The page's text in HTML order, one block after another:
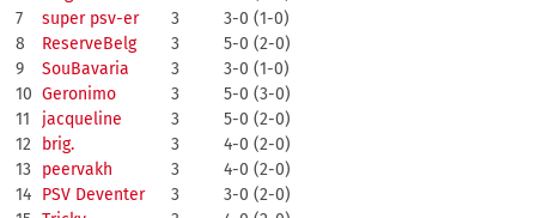
7
super psv-er 3
3-0 (1-0)
8
ReserveBelg 3
5-0 (2-0)
9
SouBavaria 3
3-0 (1-0)
10 Geronimo 3
5-0 (3-0)
11
jacqueline 3
5-0 (2-0)
12
brig. 3
4-0 (2-0)
13 peervakh 3
4-0 (2-0)
14 PSV Deventer 3
3-0 (2-0)